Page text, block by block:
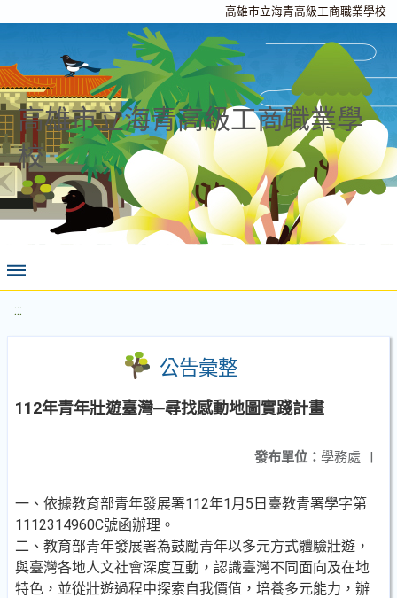
高雄市立海青高級工商職業學校
高雄市立海青高級工商職業學
校
:::
公告彙整
112年青年壯遊臺灣─尋找感動地圖實踐計畫
發布單位： 學務處 |
一、依據教育部青年發展署112年1月5日臺教青署學字第
1112314960C號函辦理。
二、教育部青年發展署為鼓勵青年以多元方式體驗壯遊，
與臺灣各地人文社會深度互動，認識臺灣不同面向及在地
特色，並從壯遊過程中探索自我價值，培養多元能力，辦